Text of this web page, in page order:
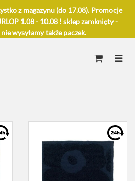
z magazynu (do 17.08). Promocje
1.08 - 10.08 ! sklep zamknięty -
wysyłamy także paczek.